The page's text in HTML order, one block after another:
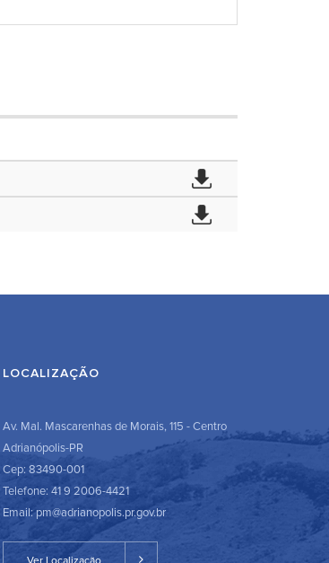
LOCALIZAÇÃO
Av. Mal. Mascarenhas de Morais, 115 - Centro
Adrianópolis-PR
Cep: 83490-001
Telefone: 41 9 2006-4421
Email: pm@adrianopolis.pr.gov.br